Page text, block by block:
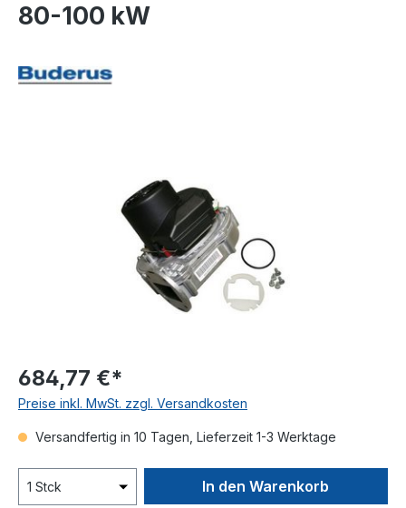
80-100 kW
684,77 €*
Preise inkl. MwSt. zzgl. Versandkosten
Versandfertig in 10 Tagen, Lieferzeit 1-3 Werktage
In den Warenkorb